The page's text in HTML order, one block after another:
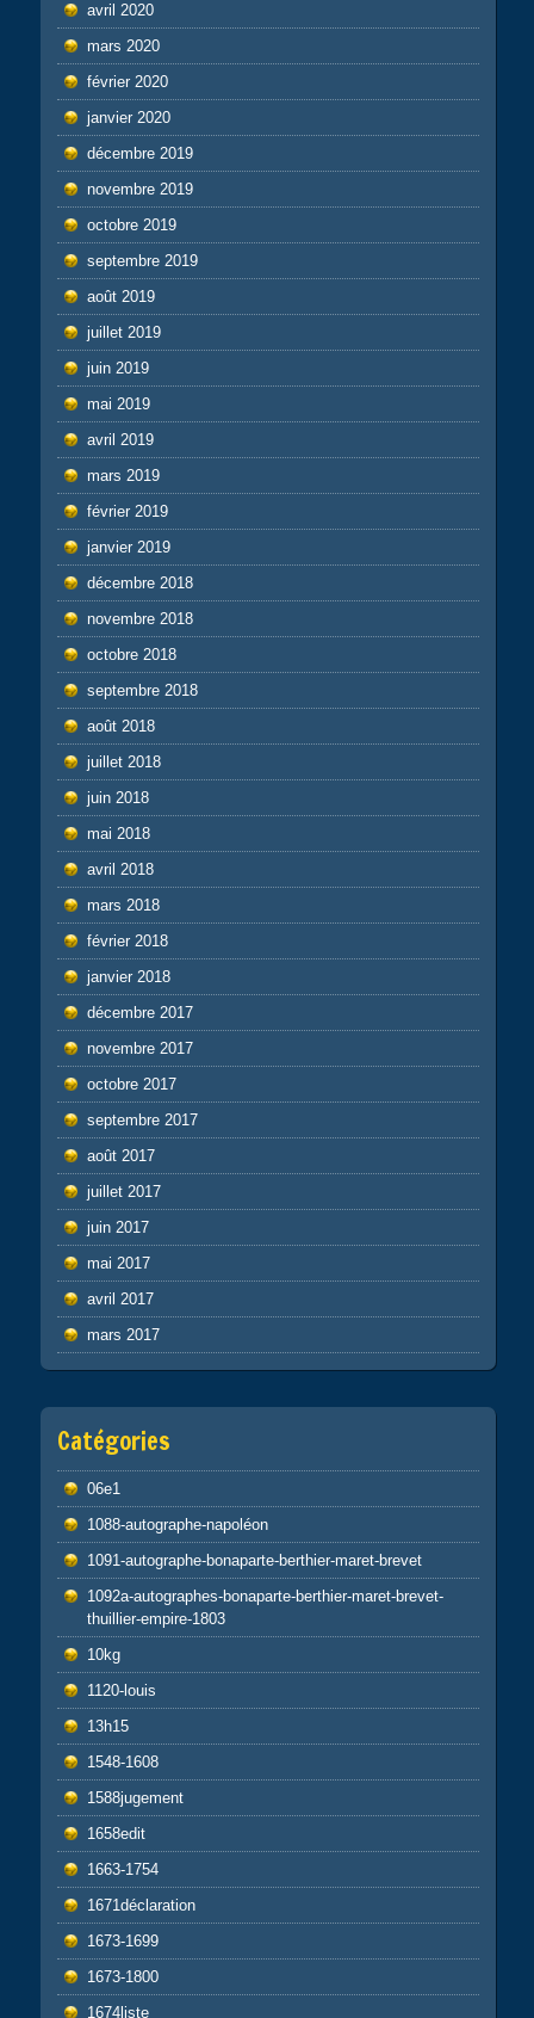
avril 2020
mars 2020
février 2020
janvier 2020
décembre 2019
novembre 2019
octobre 2019
septembre 2019
août 2019
juillet 2019
juin 2019
mai 2019
avril 2019
mars 2019
février 2019
janvier 2019
décembre 2018
novembre 2018
octobre 2018
septembre 2018
août 2018
juillet 2018
juin 2018
mai 2018
avril 2018
mars 2018
février 2018
janvier 2018
décembre 2017
novembre 2017
octobre 2017
septembre 2017
août 2017
juillet 2017
juin 2017
mai 2017
avril 2017
mars 2017
Catégories
06e1
1088-autographe-napoléon
1091-autographe-bonaparte-berthier-maret-brevet
1092a-autographes-bonaparte-berthier-maret-brevet-
thuillier-empire-1803
10kg
1120-louis
13h15
1548-1608
1588jugement
1658edit
1663-1754
1671déclaration
1673-1699
1673-1800
1674liste